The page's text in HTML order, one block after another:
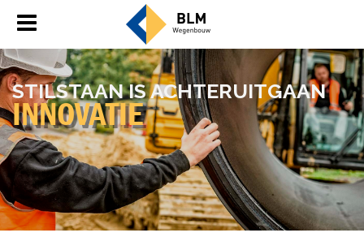
STIL­STAAN IS ACH­TER­UIT­GAAN
IN­NO­VA­TIE